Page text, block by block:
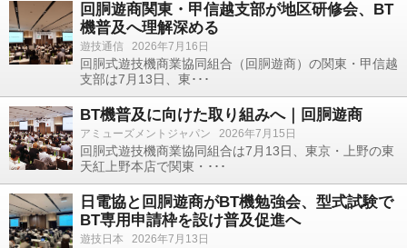
回胴遊商関東・甲信越支部が地区研修会、BT
機普及へ理解深める
遊技通信 2026年7月16日
回胴式遊技機商業協同組合（回胴遊商）の関東・甲信越
支部は7月13日、東･･･
BT機普及に向けた取り組みへ｜回胴遊商
アミューズメントジャパン 2026年7月15日
回胴式遊技機商業協同組合は7月13日、東京・上野の東
天紅上野本店で関東・･･･
日電協と回胴遊商がBT機勉強会、型式試験で
BT専用申請枠を設け普及促進へ
遊技日本 2026年7月13日